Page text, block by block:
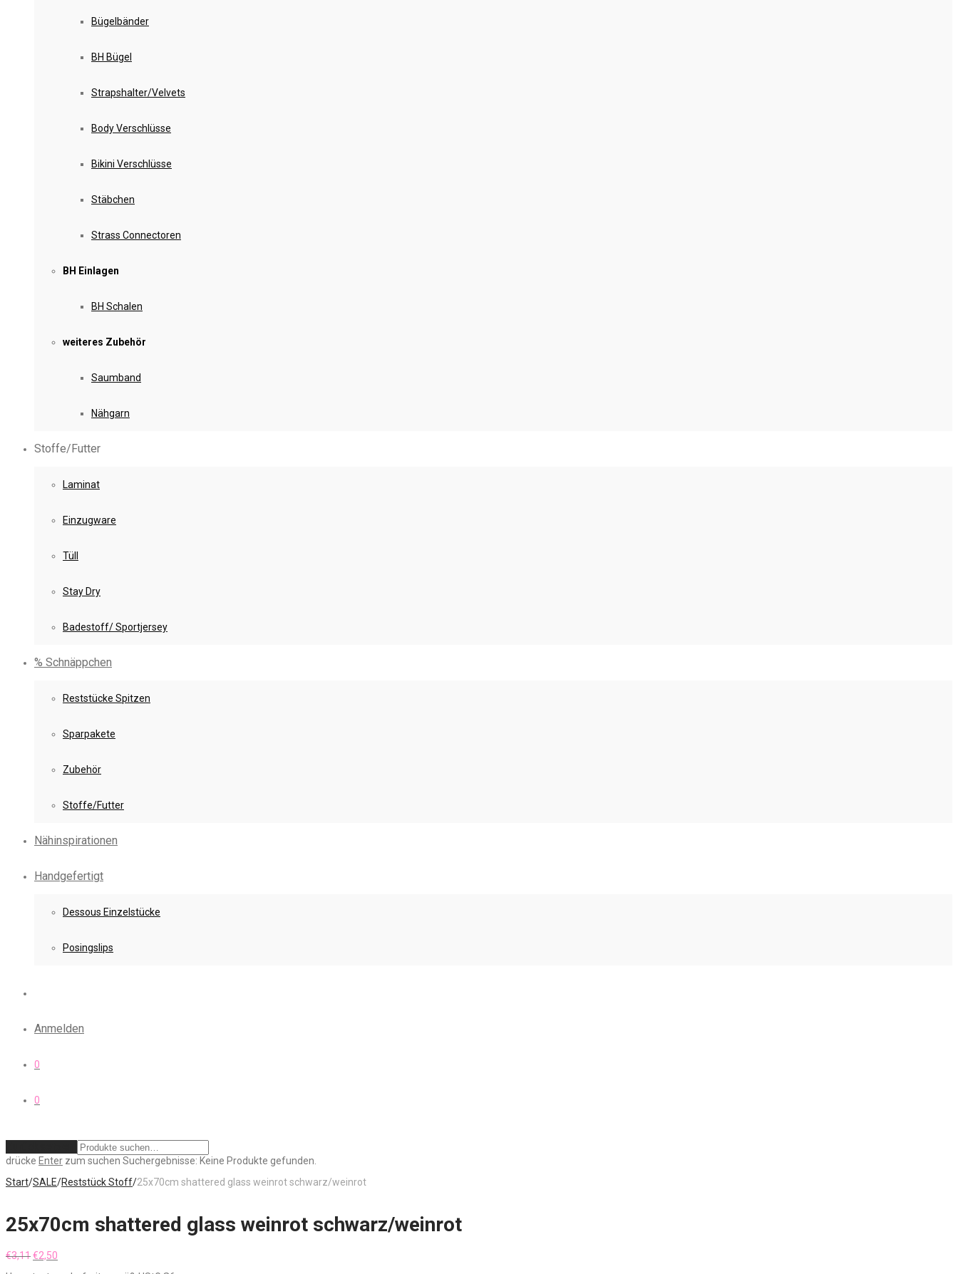
Bügelbänder
BH Bügel
Strapshalter/Velvets
Body Verschlüsse
Bikini Verschlüsse
Stäbchen
Strass Connectoren
BH Einlagen
BH Schalen
weiteres Zubehör
Saumband
Nähgarn
Stoffe/Futter
Laminat
Einzugware
Tüll
Stay Dry
Badestoff/ Sportjersey
% Schnäppchen
Reststücke Spitzen
Sparpakete
Zubehör
Stoffe/Futter
Nähinspirationen
Handgefertigt
Dessous Einzelstücke
Posingslips
Anmelden
0
0
drücke Enter zum suchen Suchergebnisse: Keine Produkte gefunden.
Start/SALE/Reststück Stoff/25x70cm shattered glass weinrot schwarz/weinrot
25x70cm shattered glass weinrot schwarz/weinrot
€3,11Ursprünglicher
€2,50